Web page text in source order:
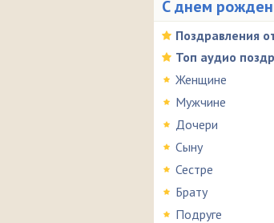
С днем
Поздравления
Топ аудио
Женщине
Мужчине
Дочери
Сыну
Сестре
Брату
Подруге